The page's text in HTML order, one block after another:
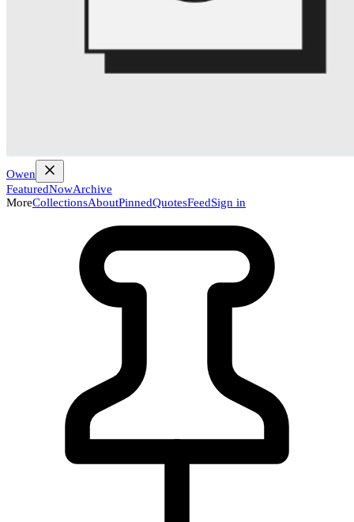
Owen
FeaturedNowArchive
MoreCollectionsAboutPinnedQuotesFeedSign in